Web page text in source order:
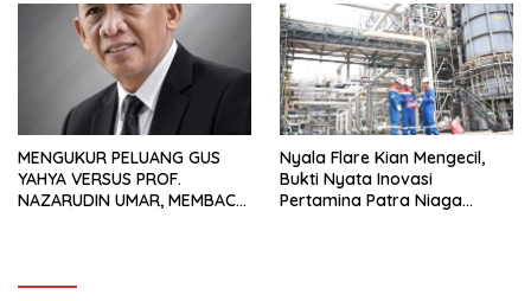
MENGUKUR PELUANG GUS
YAHYA VERSUS PROF.
NAZARUDIN UMAR, MEMBACA
Nyala Flare Kian Mengecil,
Bukti Nyata Inovasi
Pertamina Patra Niaga